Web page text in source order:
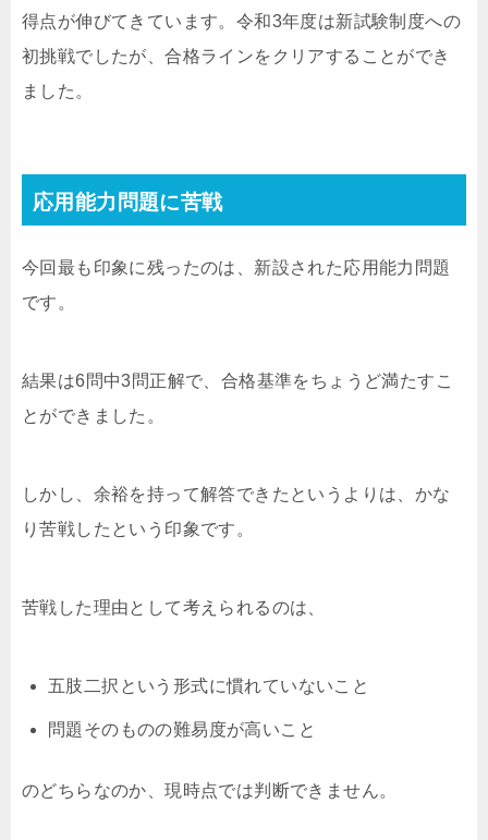
得点が伸びてきています。令和3年度は新試験制度への
初挑戦でしたが、合格ラインをクリアすることができ
ました。
応用能力問題に苦戦
今回最も印象に残ったのは、新設された応用能力問題
です。
結果は6問中3問正解で、合格基準をちょうど満たすこ
とができました。
しかし、余裕を持って解答できたというよりは、かな
り苦戦したという印象です。
苦戦した理由として考えられるのは、
五肢二択という形式に慣れていないこと
問題そのものの難易度が高いこと
のどちらなのか、現時点では判断できません。